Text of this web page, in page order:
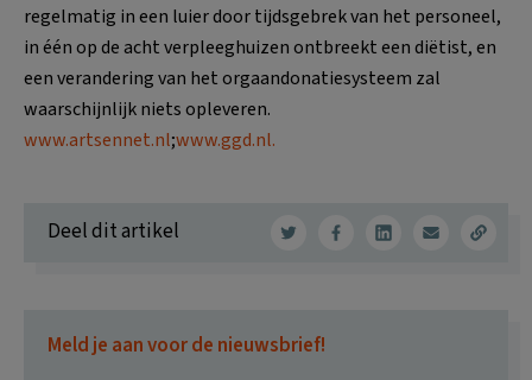
regelmatig in een luier door tijdsgebrek van het personeel,
in één op de acht verpleeghuizen ontbreekt een diëtist, en
een verandering van het orgaandonatiesysteem zal
waarschijnlijk niets opleveren.
www.artsennet.nl;www.ggd.nl.
Deel dit artikel
Meld je aan voor de nieuwsbrief!